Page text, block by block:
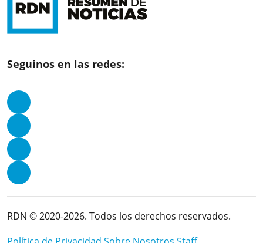
Seguinos en las redes:
RDN © 2020-2026. Todos los derechos reservados.